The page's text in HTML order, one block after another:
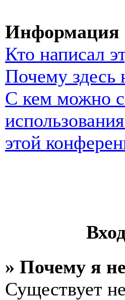
Информация
Кто написал
Почему здесь
С кем можно
этой
» Почему я
Существует